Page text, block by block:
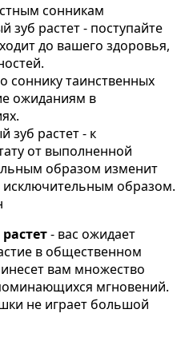
сонникам
зуб растет - поступайте
до вашего здоровья,
соннику таинственных
ожиданиям в
зуб растет - к
от выполненной
образом изменит
исключительным образом.
- вас ожидает
в общественном
вам множество
мгновений.
не играет большой